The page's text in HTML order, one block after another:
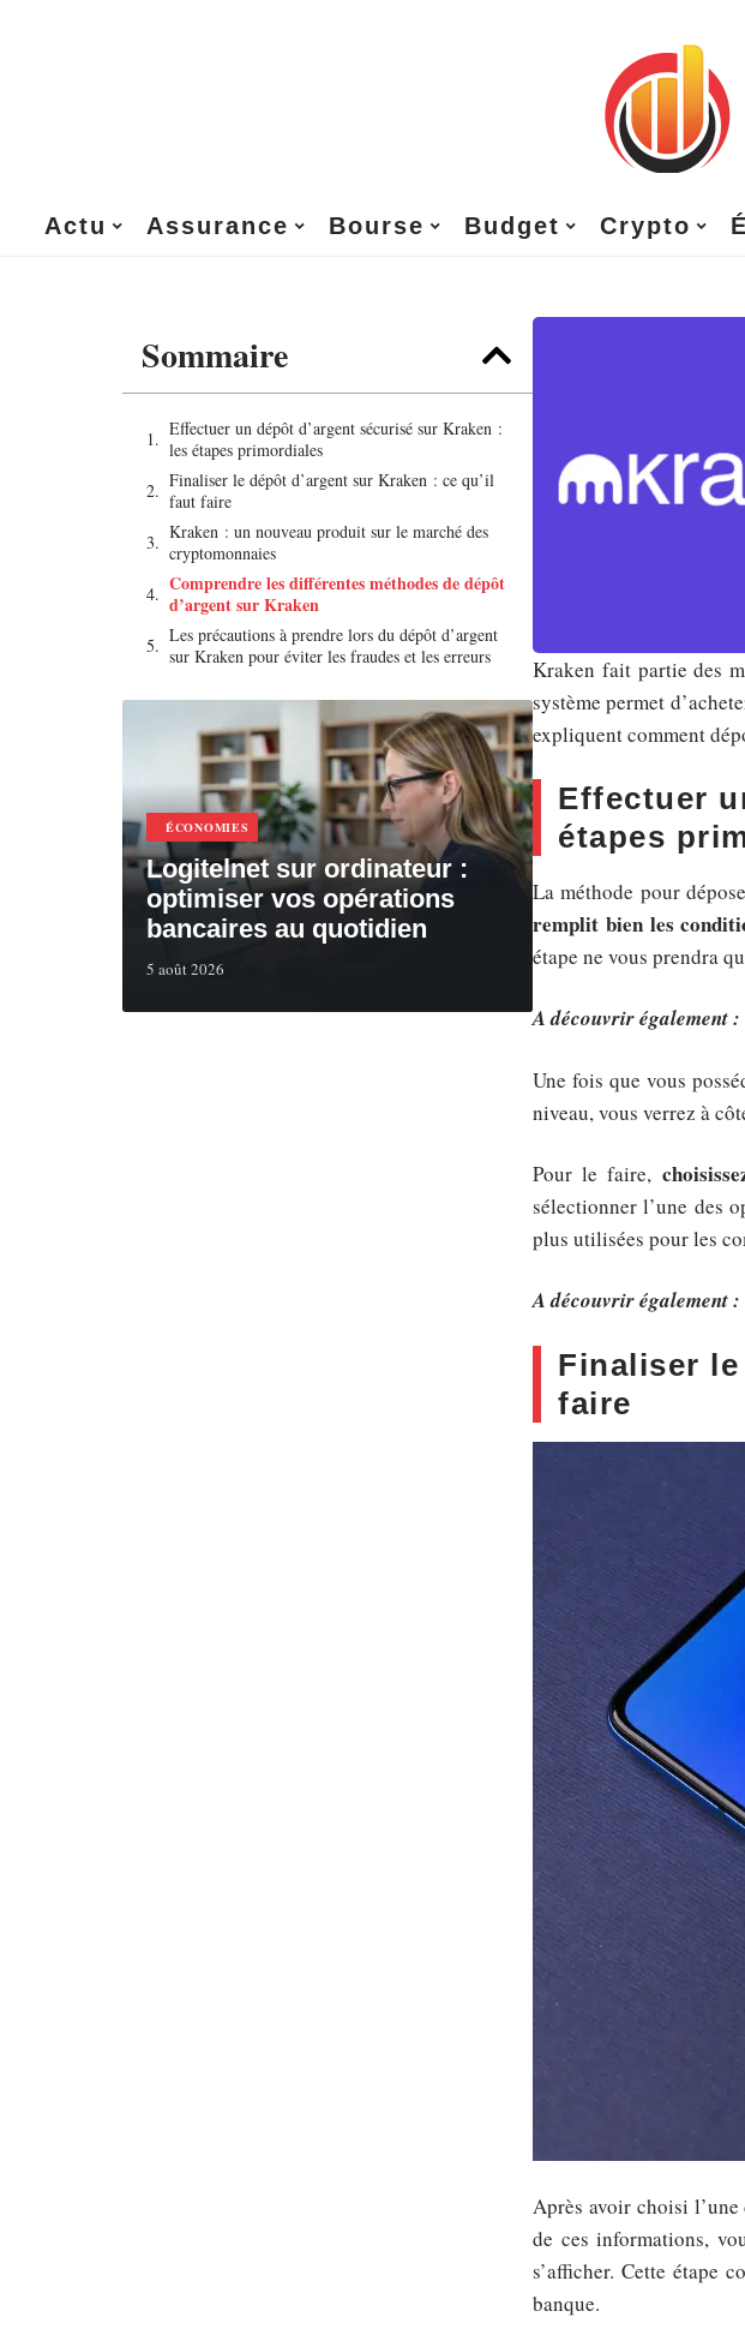
Actu Assurance Bourse Budget Crypto
Sommaire
Effectuer un dépôt d’argent sécurisé sur Kraken :
les étapes primordiales
Finaliser le dépôt d’argent sur Kraken : ce qu’il
faut faire
Kraken : un nouveau produit sur le marché des
cryptomonnaies
Comprendre les différentes méthodes de dépôt
d’argent sur Kraken
Les précautions à prendre lors du dépôt d’argent
sur Kraken pour éviter les fraudes et les erreurs
ÉCONOMIES
Logitelnet sur ordinateur :
optimiser vos opérations
bancaires au quotidien
5 août 2026
Kraken fait partie des
système permet
expliquent comment
Effectuer
étapes
La méthode pour
remplit bien les
étape ne vous prendra
A découvrir également :
Une fois que vous
niveau, vous verrez à
Pour le faire,
sélectionner l’une des
plus utilisées pour les
A découvrir également :
Finaliser
faire
Après avoir choisi
de ces informations,
s’afficher. Cette étape
banque.